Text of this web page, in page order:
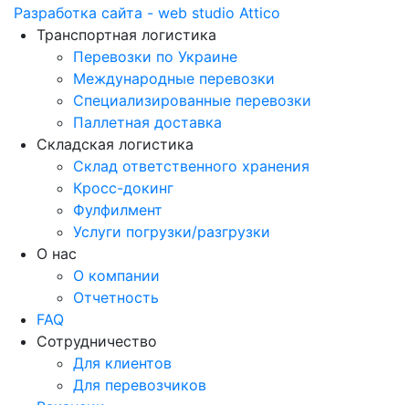
Разработка сайта - web studio Attico
Транспортная логистика
Перевозки по Украине
Международные перевозки
Специализированные перевозки
Паллетная доставка
Складская логистика
Склад ответственного хранения
Кросс-докинг
Фулфилмент
Услуги погрузки/разгрузки
О нас
О компании
Отчетность
FAQ
Сотрудничество
Для клиентов
Для перевозчиков